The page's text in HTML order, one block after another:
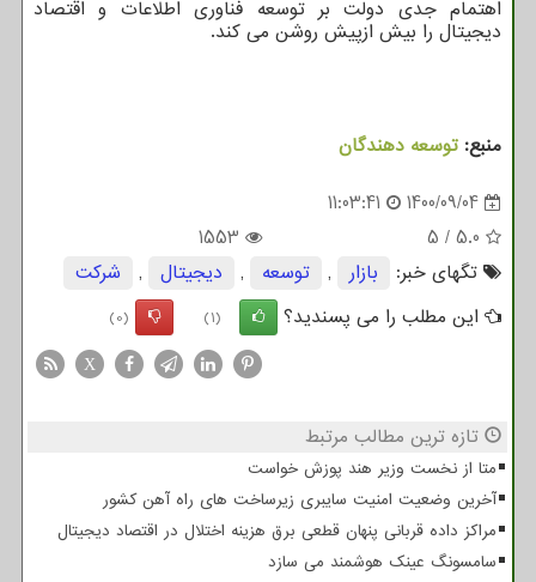
اهتمام جدی دولت بر توسعه فناوری اطلاعات و اقتصاد
دیجیتال را بیش ازپیش روشن می کند.
منبع: توسعه دهندگان
1400/09/04
11:03:41
5.0
/
5
1553
تگهای خبر:
بازار , توسعه , دیجیتال ,
شركت
این مطلب را می پسندید؟
(1)
(0)
X
تازه ترین مطالب مرتبط
متا از نخست وزیر هند پوزش خواست
آخرین وضعیت امنیت سایبری زیرساخت های راه آهن کشور
مراکز داده قربانی پنهان قطعی برق هزینه اختلال در اقتصاد دیجیتال
سامسونگ عینک هوشمند می سازد